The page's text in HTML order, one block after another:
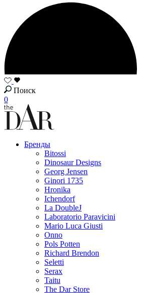
Поиск
0
Бренды
Bitossi
Dinosaur Designs
Georg Jensen
Ginori 1735
Hronika
Ichendorf
La DoubleJ
Laboratorio Paravicini
Mario Luca Giusti
Onno
Pols Potten
Richard Brendon
Seletti
Serax
Taitu
The Dar Store